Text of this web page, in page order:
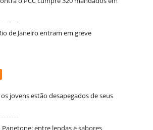
de Janeiro entram em greve
jovens estão desapegados de seus